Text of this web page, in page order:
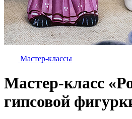
Мастер-классы
Мастер-класс
гипсовой